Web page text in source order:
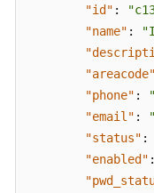
"id" :
"name" :
"areacode"
"phone" :
"email" :
"status" :
"enabled" :